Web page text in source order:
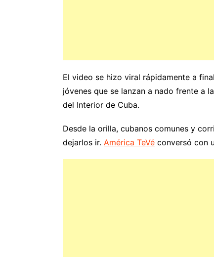
El video se hizo viral rápidamente a
jóvenes que se lanzan a nado frente a
del Interior de Cuba.
Desde la orilla, cubanos comunes y
dejarlos ir. América TeVé conversó con